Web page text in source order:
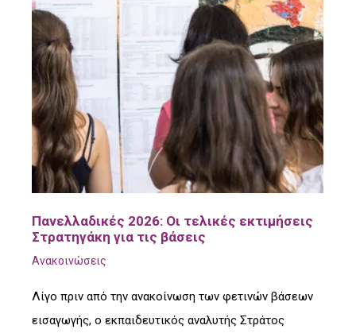
Πανελλαδικές 2026: Οι τελικές εκτιμήσεις
Στρατηγάκη για τις βάσεις
Ανακοινώσεις
Λίγο πριν από την ανακοίνωση των φετινών βάσεων
εισαγωγής, ο εκπαιδευτικός αναλυτής Στράτος